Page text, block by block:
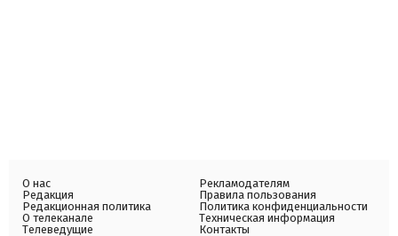
О нас
Редакция
Редакционная политика
О телеканале
Телеведущие
Рекламодателям
Правила пользования
Политика конфиденциальности
Техническая информация
Контакты